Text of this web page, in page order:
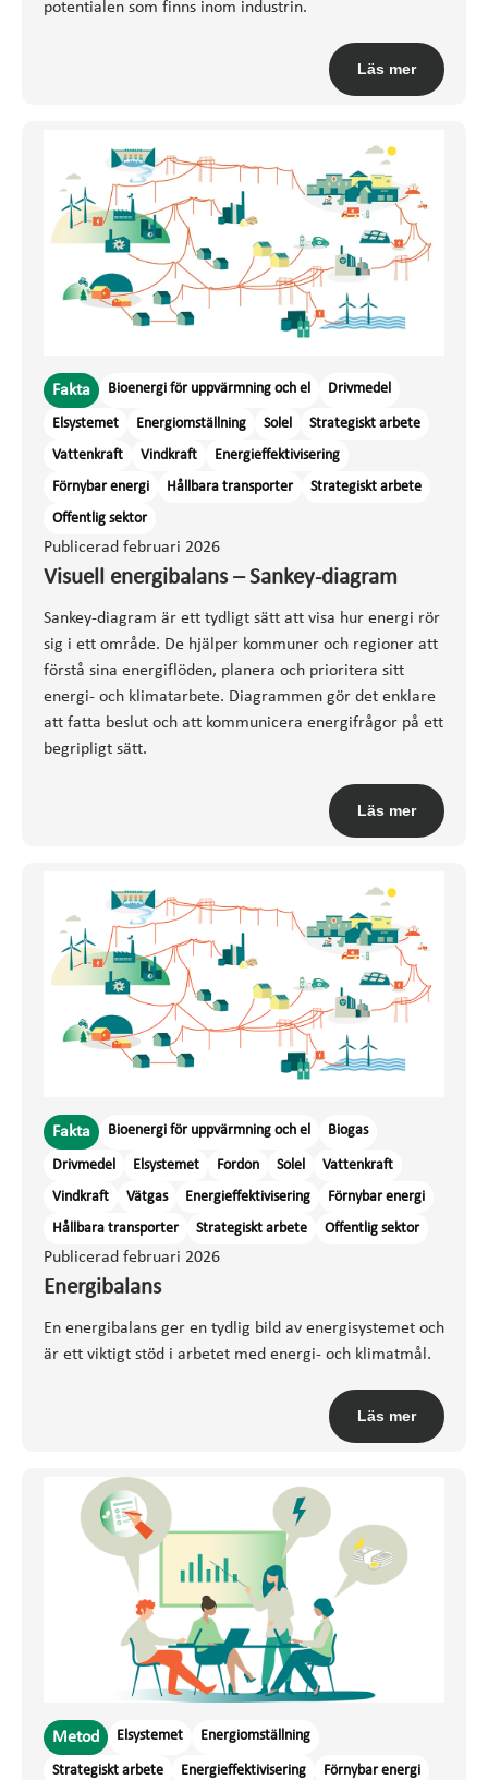
potentialen som finns inom industrin.
Läs mer
Publicerad februari 2026
Visuell energibalans – Sankey-diagram
Sankey-diagram är ett tydligt sätt att visa hur energi rör
sig i ett område. De hjälper kommuner och regioner att
förstå sina energiflöden, planera och prioritera sitt
energi- och klimatarbete. Diagrammen gör det enklare
att fatta beslut och att kommunicera energifrågor på ett
begripligt sätt.
Fakta Bioenergi för uppvärmning och el Drivmedel
Elsystemet Energiomställning Solel
Strategiskt arbete
Vattenkraft
Vindkraft
Energieffektivisering
Förnybar energi
Hållbara transporter
Strategiskt arbete
Offentlig sektor
Läs mer
Publicerad februari 2026
Energibalans
En energibalans ger en tydlig bild av energisystemet och
är ett viktigt stöd i arbetet med energi- och klimatmål.
Fakta Bioenergi för uppvärmning och el Biogas
Drivmedel Elsystemet Fordon Solel
Vattenkraft
Vindkraft
Vätgas Energieffektivisering
Förnybar energi
Hållbara transporter
Strategiskt arbete Offentlig sektor
Läs mer
Metod Elsystemet Energiomställning
Strategiskt arbete Energieffektivisering Förnybar energi